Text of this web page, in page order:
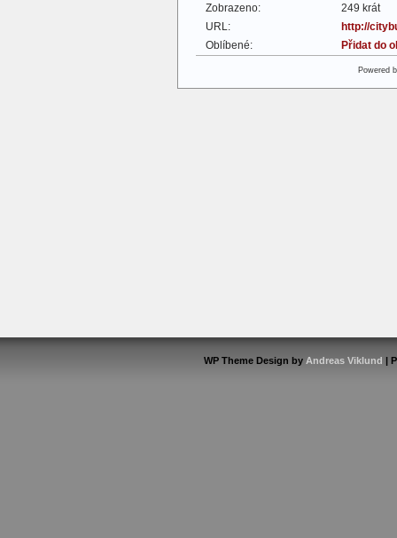
Zobrazeno:
249 krát
URL:
http://
Oblíbené:
Přidat do
Powered
WP Theme Design by Andreas Viklund |